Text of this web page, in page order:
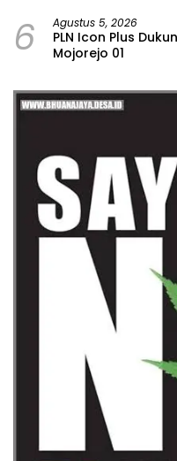
6 Agustus 5, 2026
PLN Icon Plus
Mojorejo 01